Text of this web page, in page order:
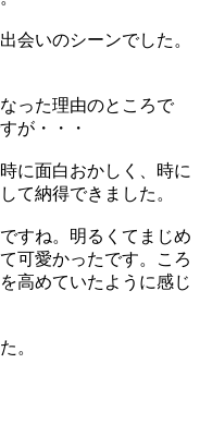
会いのシーンでした。
った理由のところで
が・・・
に面白おかしく、時に
て納得できました。
すね。明るくてまじめ
可愛かったです。ころ
高めていたように感じ
。